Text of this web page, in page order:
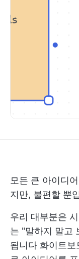
모든 큰 아이디
지만, 불편할 뿐
우리 대부분은
는 "말하지 말고
됩니다 화이트